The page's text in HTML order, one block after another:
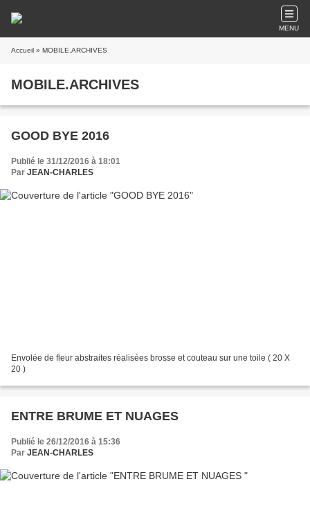
MENU
Accueil » MOBILE.ARCHIVES
MOBILE.ARCHIVES
GOOD BYE 2016
Publié le 31/12/2016 à 18:01
Par JEAN-CHARLES
Envolée de fleur abstraites réalisées brosse et couteau sur une toile ( 20 X
20 )
ENTRE BRUME ET NUAGES
Publié le 26/12/2016 à 15:36
Par JEAN-CHARLES